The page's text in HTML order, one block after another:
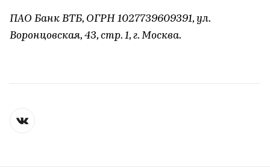
ПАО Банк ВТБ, ОГРН 1027739609391, ул.
Воронцовская, 43, стр. 1, г. Москва.